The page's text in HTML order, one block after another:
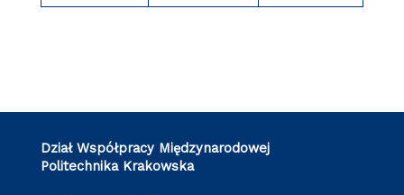
Dział Współpracy Międzynarodowej
Politechnika Krakowska